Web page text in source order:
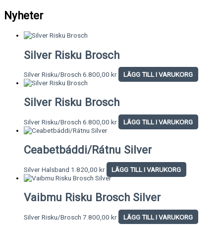
Nyheter
Silver Risku Brosch
Silver Risku/Brosch 6.800,00 kr LÄGG TILL I VARUKORG
Silver Risku Brosch
Silver Risku/Brosch 6.800,00 kr LÄGG TILL I VARUKORG
Ceabetbáddi/Rátnu Silver
Silver Halsband 1.820,00 kr LÄGG TILL I VARUKORG
Vaibmu Risku Brosch Silver
Silver Risku/Brosch 7.800,00 kr LÄGG TILL I VARUKORG